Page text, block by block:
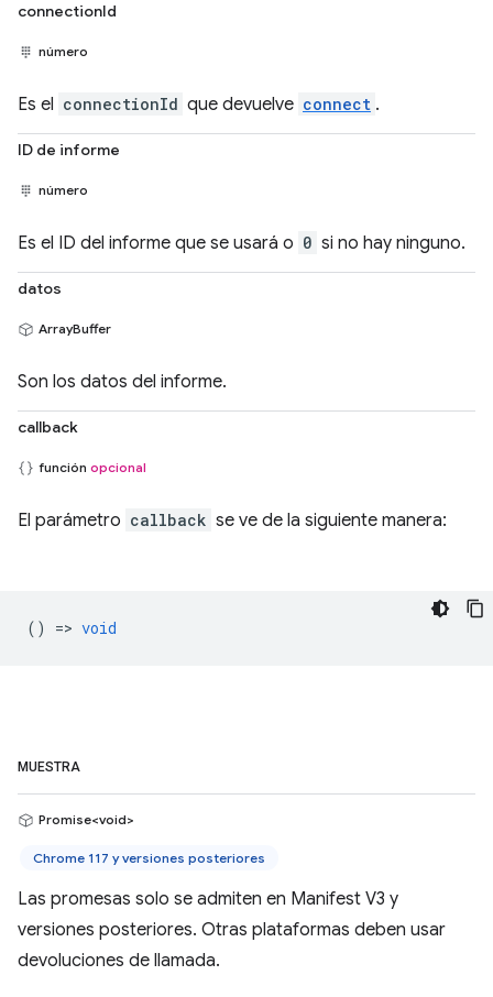
connectionId
número
Es el connectionId que devuelve connect .
ID de informe
número
Es el ID del informe que se usará o 0 si no hay ninguno.
datos
ArrayBuffer
Son los datos del informe.
callback
función opcional
El parámetro callback se ve de la siguiente manera:
() => void
MUESTRA
Promise<void>
Chrome 117 y versiones posteriores
Las promesas solo se admiten en Manifest V3 y
versiones posteriores. Otras plataformas deben usar
devoluciones de llamada.